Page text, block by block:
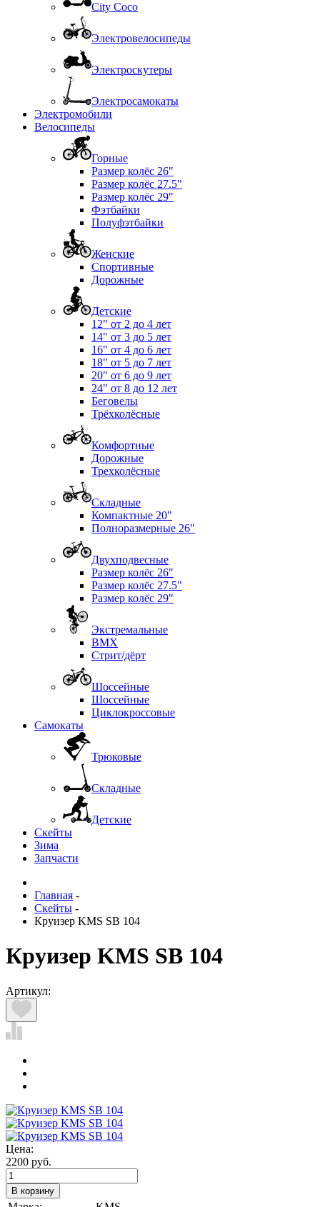
City Coco
Электровелосипеды
Электроскутеры
Электросамокаты
Электромобили
Велосипеды
Горные
Размер колёс 26"
Размер колёс 27.5"
Размер колёс 29"
Фэтбайки
Полуфэтбайки
Женские
Спортивные
Дорожные
Детские
12" от 2 до 4 лет
14" от 3 до 5 лет
16" от 4 до 6 лет
18" от 5 до 7 лет
20" от 6 до 9 лет
24" от 8 до 12 лет
Беговелы
Трёхколёсные
Комфортные
Дорожные
Трехколёсные
Складные
Компактные 20"
Полноразмерные 26"
Двухподвесные
Размер колёс 26"
Размер колёс 27.5"
Размер колёс 29"
Экстремальные
BMX
Стрит/дёрт
Шоссейные
Шоссейные
Циклокроссовые
Самокаты
Трюковые
Складные
Детские
Скейты
Зима
Запчасти
Главная -
Скейты -
Круизер KMS SB 104
Круизер KMS SB 104
Артикул:
Цена:
2200 руб.